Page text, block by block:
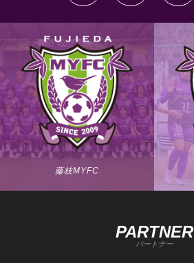
藤枝MYFC
PARTNER
パートナー